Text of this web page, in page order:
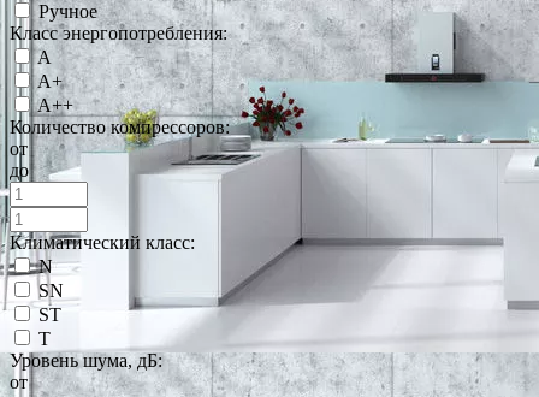
Ручное
Класс энергопотребления:
A
A+
A++
Количество компрессоров:
от
до
Климатический класс:
N
SN
ST
T
Уровень шума, дБ:
от